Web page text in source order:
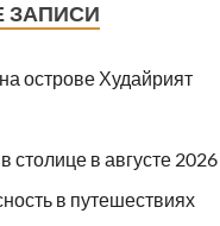
ЗАПИСИ
острове Худайрият
столице в августе 2026
в путешествиях